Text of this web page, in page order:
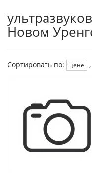
Новом
Сортировать по: цене ,